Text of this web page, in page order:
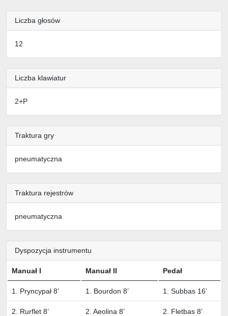
Liczba głosów
12
Liczba klawiatur
2+P
Traktura gry
pneumatyczna
Traktura rejestrów
pneumatyczna
Dyspozycja instrumentu
Manuał I Manuał II Pedał
1. Pryncypał 8’ 1. Bourdon 8’ 1. Subbas 16’
2. Rurflet 8’ 2. Aeolina 8’ 2. Fletbas 8’